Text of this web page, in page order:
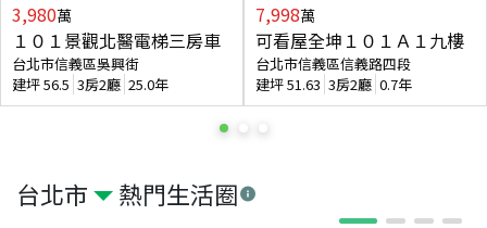
台北市 熱門生活圈
3,980萬
１０１景觀北醫電梯三房車
台北市信義區吳興街
建坪56.5 3房2廳 25.0年
7,998萬
可看屋全坤１０１Ａ１九樓
台北市信義區信義路四段
建坪51.63 3房2廳 0.7年